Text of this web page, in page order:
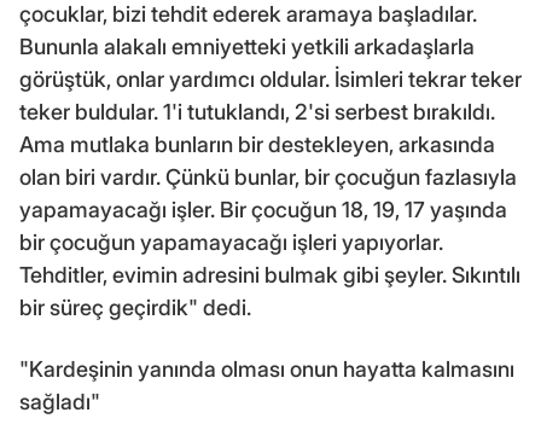
çocuklar, bizi tehdit ederek aramaya başladılar.
Bununla alakalı emniyetteki yetkili arkadaşlarla
görüştük, onlar yardımcı oldular. İsimleri tekrar teker
teker buldular. 1'i tutuklandı, 2'si serbest bırakıldı.
Ama mutlaka bunların bir destekleyen, arkasında
olan biri vardır. Çünkü bunlar, bir çocuğun fazlasıyla
yapamayacağı işler. Bir çocuğun 18, 19, 17 yaşında
bir çocuğun yapamayacağı işleri yapıyorlar.
Tehditler, evimin adresini bulmak gibi şeyler. Sıkıntılı
bir süreç geçirdik" dedi.
"Kardeşinin yanında olması onun hayatta kalmasını
sağladı"